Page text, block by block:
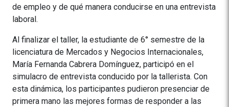
de empleo y de qué manera conducirse en una entrevista
laboral.
Al finalizar el taller, la estudiante de 6° semestre de la
licenciatura de Mercados y Negocios Internacionales,
María Fernanda Cabrera Domínguez, participó en el
simulacro de entrevista conducido por la tallerista. Con
esta dinámica, los participantes pudieron presenciar de
primera mano las mejores formas de responder a las